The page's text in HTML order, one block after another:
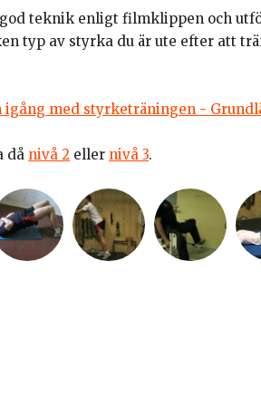
teknik enligt filmklippen och
typ av styrka du är ute efter att
igång med styrketräningen -
då nivå 2 eller nivå 3.